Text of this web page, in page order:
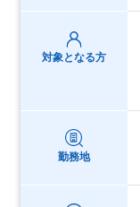
対象となる方
勤務地